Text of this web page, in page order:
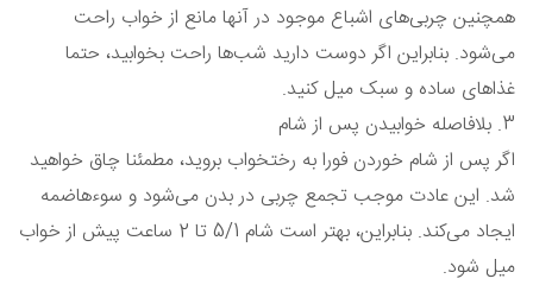
همچنین چربی‌های اشباع موجود در آنها مانع از خواب راحت
می‌شود. بنابراین اگر دوست دارید شب‌ها راحت بخوابید، حتما
غذاهای ساده و سبک میل کنید.
3. بلافاصله خوابیدن پس از شام
اگر پس از شام خوردن فورا به رختخواب بروید، مطمئنا چاق خواهید
شد. این عادت موجب تجمع چربی در بدن می‌شود و سوء‌هاضمه
ایجاد می‌کند. بنابراین، بهتر است شام 5/1 تا 2 ساعت پیش از خواب
میل شود.